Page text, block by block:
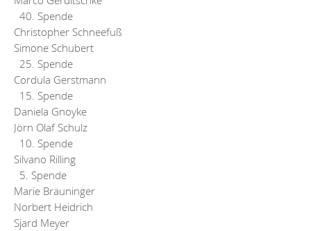
40. Spende
Christopher Schneefuß
Simone Schubert
25. Spende
Cordula Gerstmann
15. Spende
Daniela Gnoyke
Jörn Olaf Schulz
10. Spende
Silvano Rilling
5. Spende
Marie Bräuninger
Norbert Heidrich
Sjard Meyer